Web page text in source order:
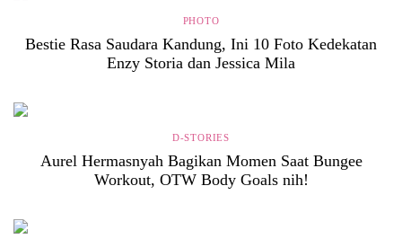
PHOTO
Bestie Rasa Saudara Kandung, Ini 10 Foto Kedekatan
Enzy Storia dan Jessica Mila
D-STORIES
Aurel Hermasnyah Bagikan Momen Saat Bungee
Workout, OTW Body Goals nih!